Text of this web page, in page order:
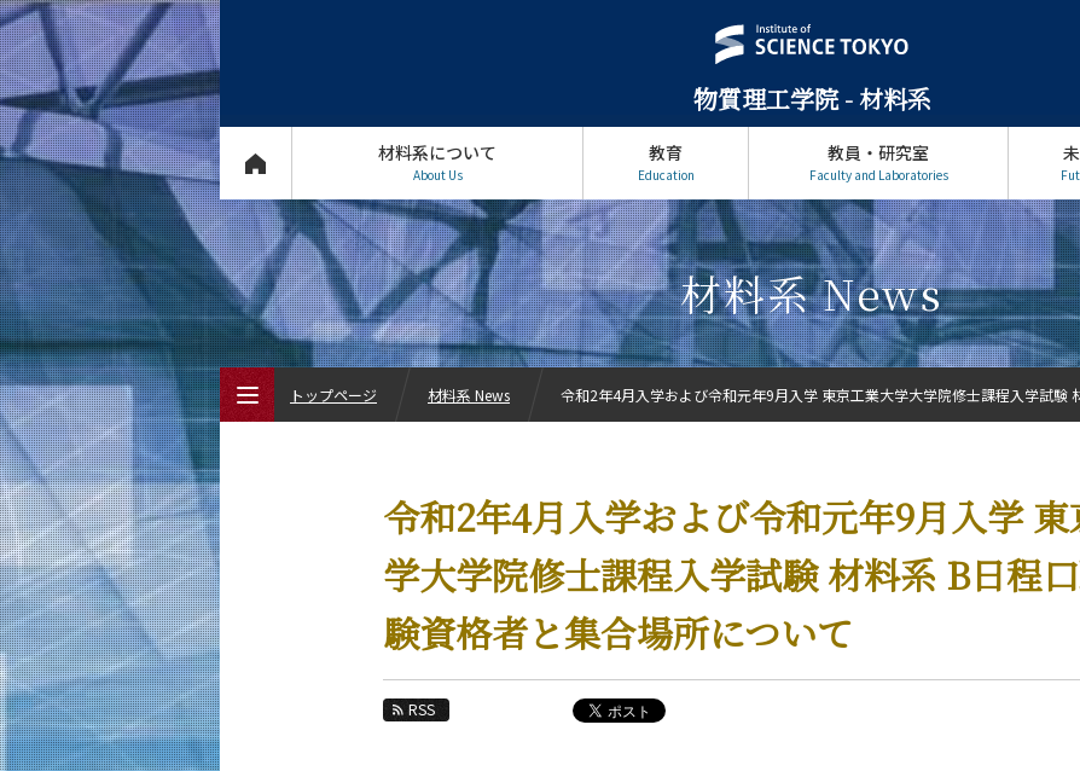
物質理工学院 - 材料系
材料系について
About Us
教育
Education
教員・研究室
Faculty and Laboratories
材料系 News
令和2年4月入学および令和元年9月入学
学大学院修士課程入学試験 材料系 B日程
験資格者と集合場所について
RSS
トップページ 材料系 News 令和2年4月入学および令和元年9月入学 東京工業大学大学院修士課程入学試験